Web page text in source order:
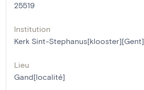
25519
Institution
Kerk Sint-Stephanus[klooster][Gent]
Lieu
Gand[localité]